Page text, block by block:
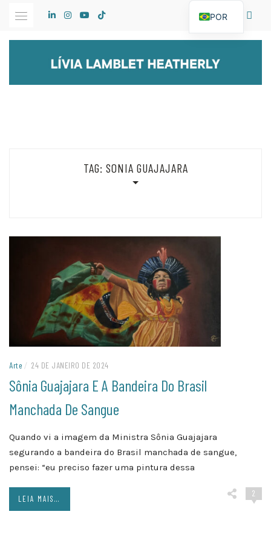
TAG: SONIA GUAJAJARA
Arte / 24 DE JANEIRO DE 2024
Sônia Guajajara E A Bandeira Do Brasil
Manchada De Sangue
Quando vi a imagem da Ministra Sônia Guajajara
segurando a bandeira do Brasil manchada de sangue,
pensei: “eu preciso fazer uma pintura dessa
2
LEIA MAIS...
POR